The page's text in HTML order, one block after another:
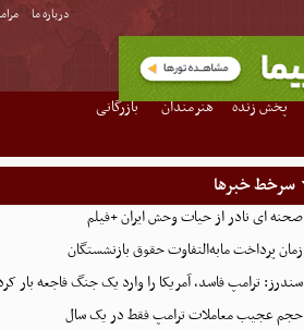
درباره ما
پخش زنده هنرمندان
بازرگانی
سرخط خبرها
صحنه ای نادر از حیات وحش ایران +فیلم
زمان پرداخت مابه‌التفاوت حقوق بازنشستگان
سندرز: ترامپ فاسد، آمریکا را وارد یک جنگ فاجعه بار
حجم عجیب معاملات ترامپ فقط در یک سال